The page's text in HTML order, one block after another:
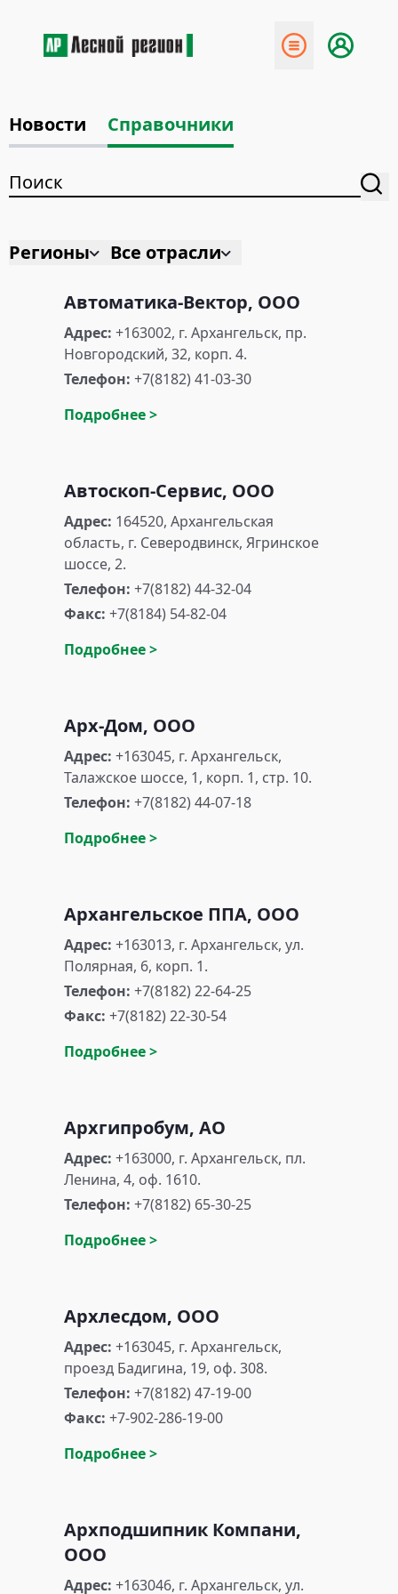
Новости Справочники
Регионы Все отрасли
Автоматика-Вектор, ООО
Адрес: +163002, г. Архангельск, пр.
Новгородский, 32, корп. 4.
Телефон: +7(8182) 41-03-30
Подробнее >
Автоскоп-Сервис, ООО
Адрес: 164520, Архангельская
область, г. Северодвинск, Ягринское
шоссе, 2.
Телефон: +7(8182) 44-32-04
Факс: +7(8184) 54-82-04
Подробнее >
Арх-Дом, ООО
Адрес: +163045, г. Архангельск,
Талажское шоссе, 1, корп. 1, стр. 10.
Телефон: +7(8182) 44-07-18
Подробнее >
Архангельское ППА, ООО
Адрес: +163013, г. Архангельск, ул.
Полярная, 6, корп. 1.
Телефон: +7(8182) 22-64-25
Факс: +7(8182) 22-30-54
Подробнее >
Архгипробум, АО
Адрес: +163000, г. Архангельск, пл.
Ленина, 4, оф. 1610.
Телефон: +7(8182) 65-30-25
Подробнее >
Архлесдом, ООО
Адрес: +163045, г. Архангельск,
проезд Бадигина, 19, оф. 308.
Телефон: +7(8182) 47-19-00
Факс: +7-902-286-19-00
Подробнее >
Архподшипник Компани,
ООО
Адрес: +163046, г. Архангельск, ул.